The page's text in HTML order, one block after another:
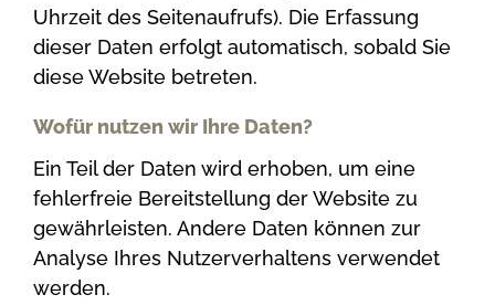
Uhrzeit des Seitenaufrufs). Die Erfassung
dieser Daten erfolgt automatisch, sobald Sie
diese Website betreten.
Wofür nutzen wir Ihre Daten?
Ein Teil der Daten wird erhoben, um eine
fehlerfreie Bereitstellung der Website zu
gewährleisten. Andere Daten können zur
Analyse Ihres Nutzerverhaltens verwendet
werden.